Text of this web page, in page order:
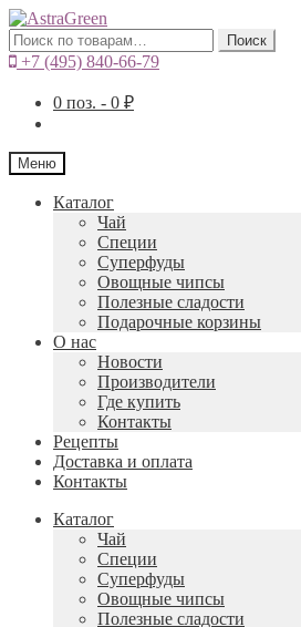
Искать: Поиск
+7 (495) 840-66-79
0 поз. - 0 ₽
Меню
Каталог
Чай
Специи
Cуперфуды
Овощные чипсы
Полезные сладости
Подарочные корзины
О нас
Новости
Производители
Где купить
Контакты
Рецепты
Доставка и оплата
Контакты
Каталог
Чай
Специи
Cуперфуды
Овощные чипсы
Полезные сладости